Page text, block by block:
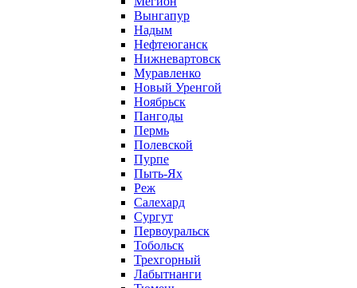
Вынгапур
Надым
Нефтеюганск
Нижневартовск
Муравленко
Новый Уренгой
Ноябрьск
Пангоды
Пермь
Полевской
Пурпе
Пыть-Ях
Реж
Салехард
Сургут
Первоуральск
Тобольск
Трехгорный
Лабытнанги